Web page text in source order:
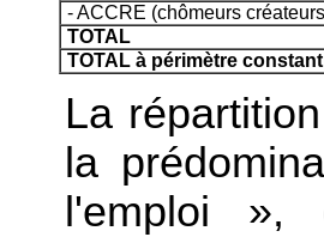
- ACCRE (chômeurs
TOTAL
TOTAL à périmètre constant
La
la
l'emploi »,